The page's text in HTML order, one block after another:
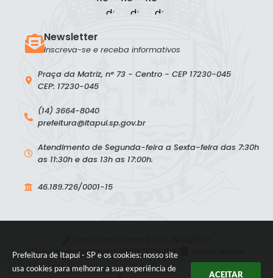
Prefeitura de Itapuí - SP e os cookies: nosso site
usa cookies para melhorar a sua experiência de
ACEITAR
Praça da Matriz, n° 73 - Centro - CEP 17230-045
CEP: 17230-045
(14) 3664-8040
prefeitura@itapui.sp.gov.br
Atendimento de Segunda-feira a Sexta-feira das 7:30h
as 11:30h e das 13h as 17:00h.
46.189.726/0001-15
Newsletter
Inscreva-se e receba informativos
Portal atualizado em:07/08/2026 15:37